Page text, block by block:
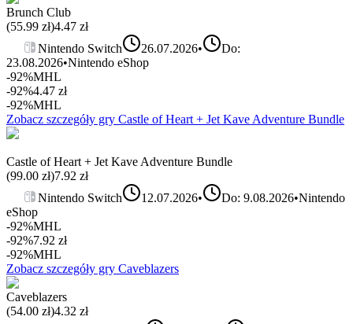
Brunch Club
(55.99 zł)4.47 zł
Nintendo Switch
26.07.2026•
Do:
23.08.2026•Nintendo eShop
-92%MHL
-92%4.47 zł
-92%MHL
Zobacz szczegóły gry Castle of Heart + Jet Kave Adventure Bundle
Castle of Heart + Jet Kave Adventure Bundle
(99.00 zł)7.92 zł
Nintendo Switch
12.07.2026• Do: 9.08.2026•Nintendo
eShop
-92%MHL
-92%7.92 zł
-92%MHL
Zobacz szczegóły gry Caveblazers
Caveblazers
(54.00 zł)4.32 zł